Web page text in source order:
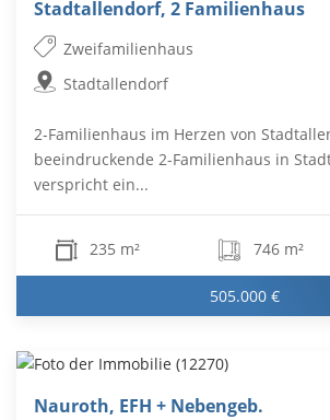
Stadtallendorf, 2 Familienhaus
Zweifamilienhaus
Stadtallendorf
2-Familienhaus im Herzen von
beeindruckende 2-Familienhaus in
verspricht ein...
235 m² 746 m²
505.000 €
Nauroth, EFH + Nebengeb.